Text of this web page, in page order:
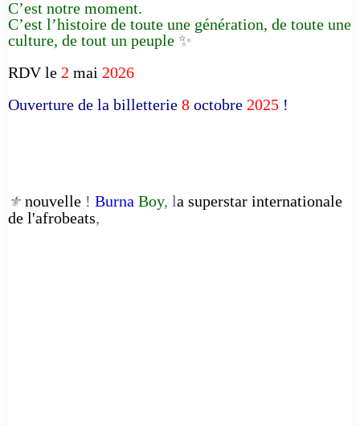
C’est notre moment.
C’est l’histoire de toute une génération, de toute une
culture, de tout un peuple ✨
RDV le 2 mai 2026
Ouverture de la billetterie 8 octobre 2025 !
⚜️ nouvelle ! Burna Boy, la superstar internationale
de l'afrobeats,